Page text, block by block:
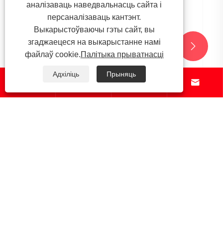
 
 
аналізаваць наведвальнасць сайта і
персаналізаваць кантэнт.
Выкарыстоўваючы гэты сайт, вы
згаджаецеся на выкарыстанне намі
файлаў cookie.Палітыка прыватнасці
Адхіліць Прыняць